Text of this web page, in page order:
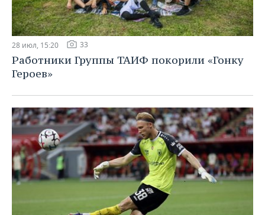
28 июл, 15:20 33
Работники Группы ТАИФ покорили «Гонку
Героев»